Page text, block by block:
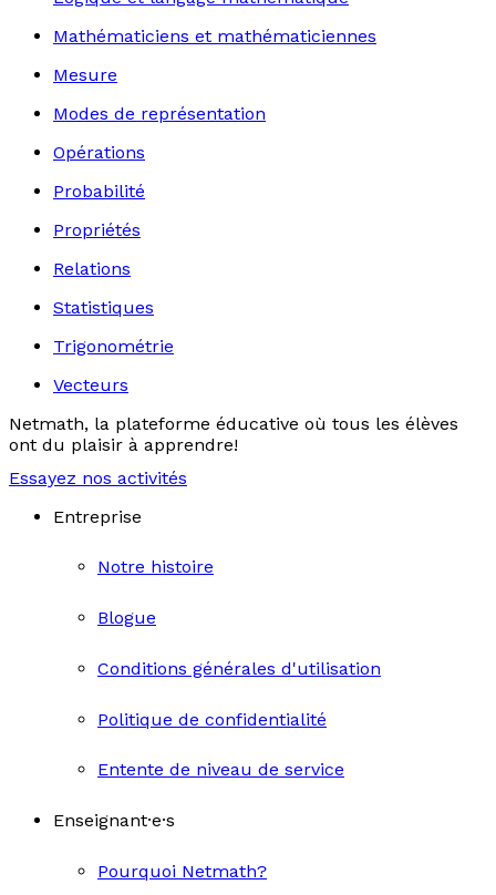
Mathématiciens et mathématiciennes
Mesure
Modes de représentation
Opérations
Probabilité
Propriétés
Relations
Statistiques
Trigonométrie
Vecteurs
Netmath, la plateforme éducative où tous les élèves
ont du plaisir à apprendre!
Essayez nos activités
Entreprise
Notre histoire
Blogue
Conditions générales d'utilisation
Politique de confidentialité
Entente de niveau de service
Enseignant·e·s
Pourquoi Netmath?